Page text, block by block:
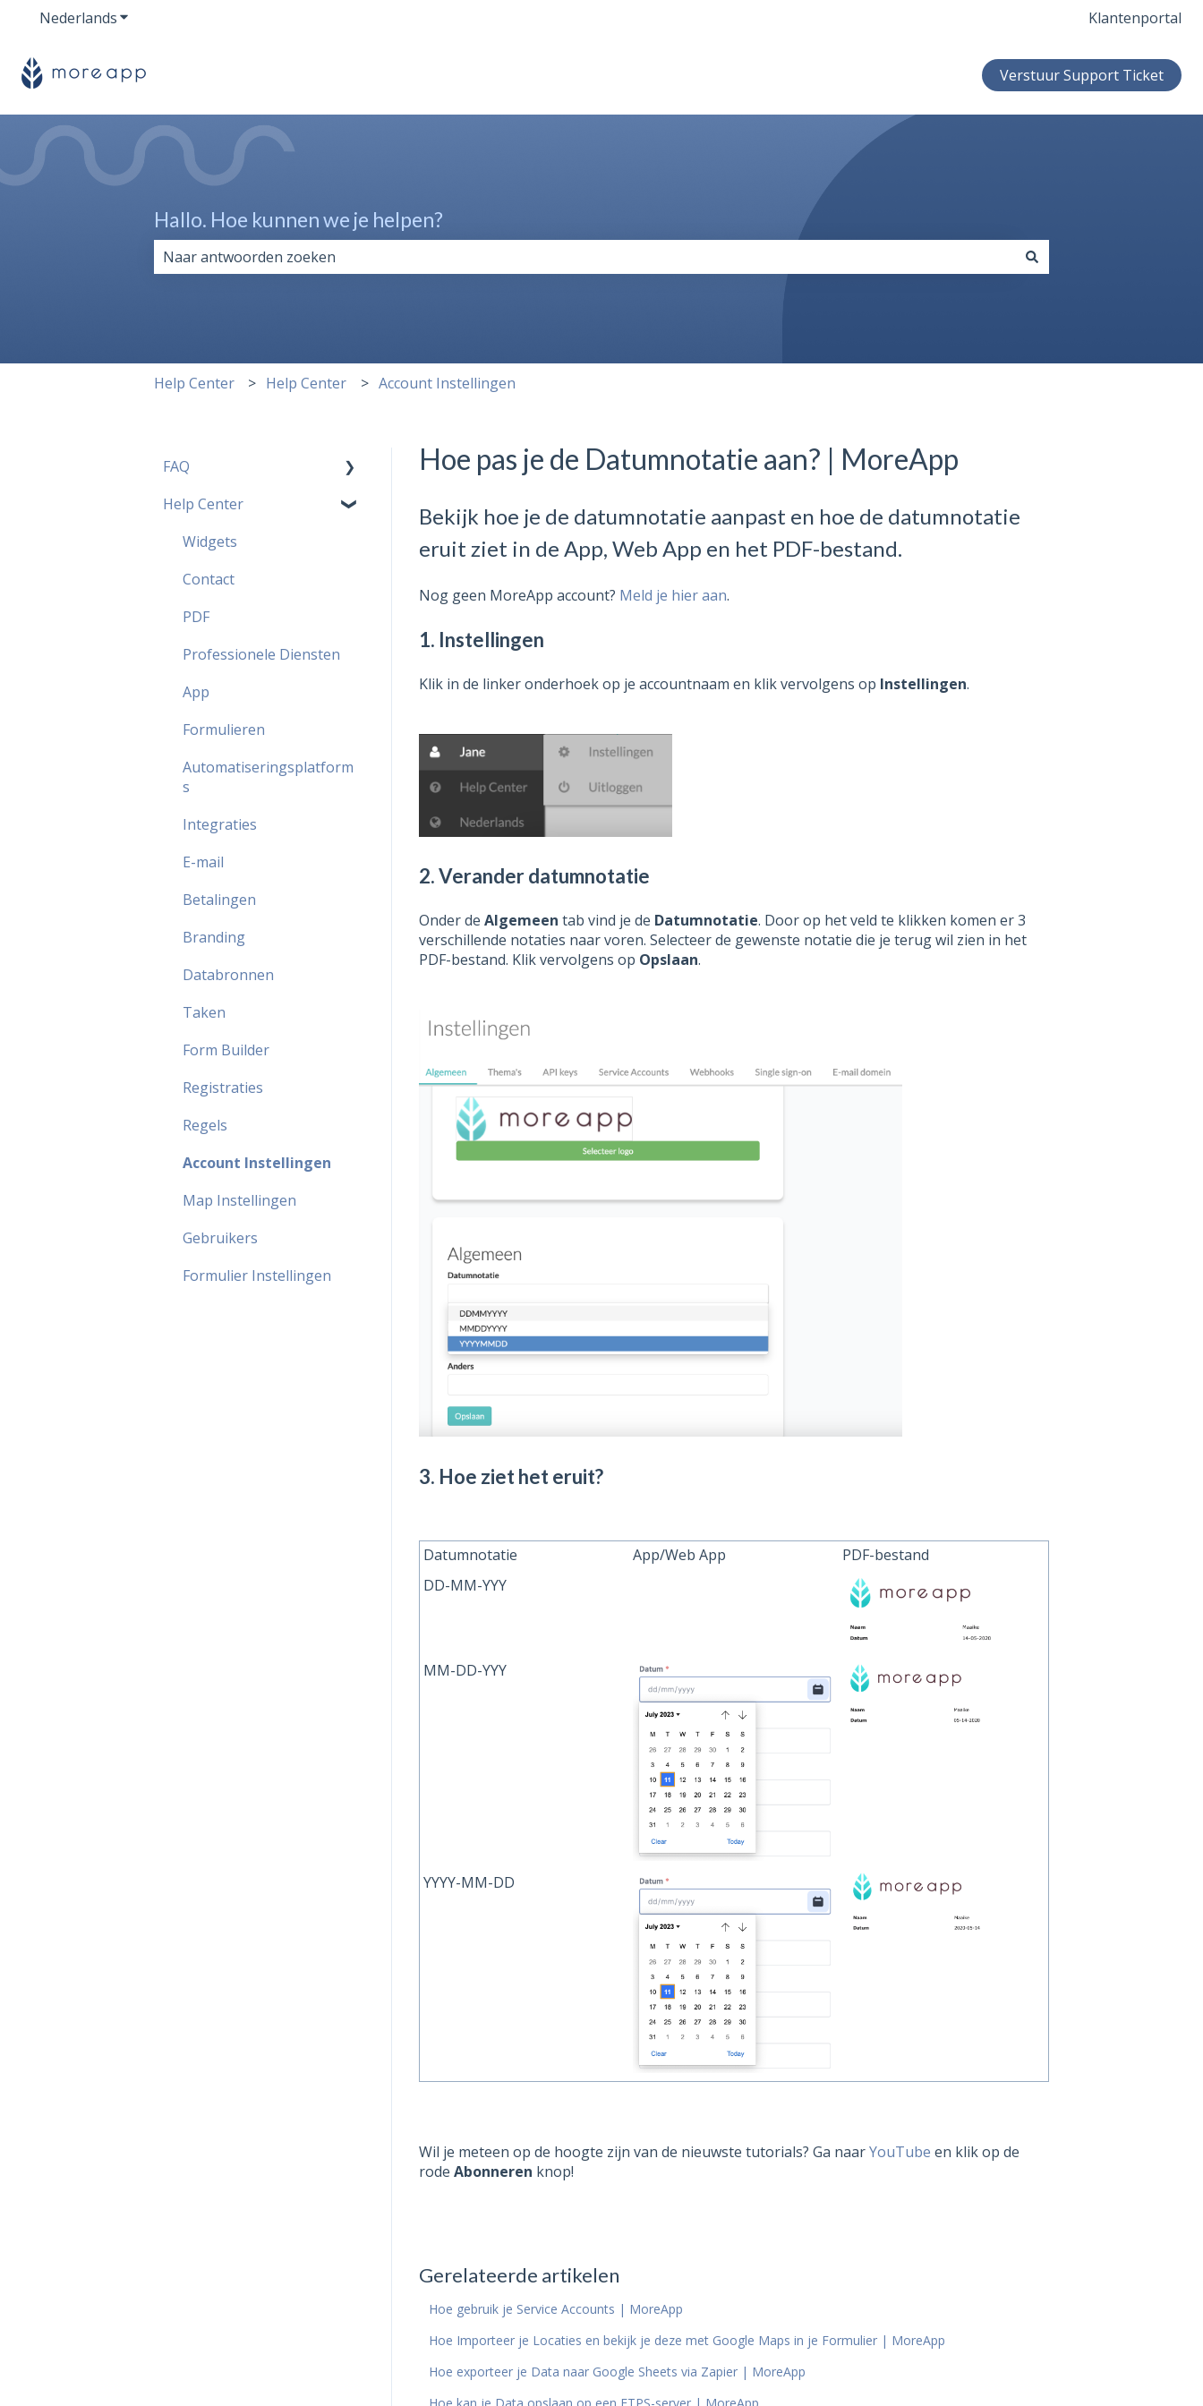
NederlandsSubmenu tonen voor vertalingen Klantenportal
Verstuur Support Ticket
Hallo. Hoe kunnen we je helpen?
Help Center Help Center Account Instellingen
Hoe pas je de Datumnotatie aan? | MoreApp
Bekijk hoe je de datumnotatie aanpast en hoe de datumnotatie
eruit ziet in de App, Web App en het PDF-bestand.
Nog geen MoreApp account? Meld je hier aan.
1. Instellingen
Klik in de linker onderhoek op je accountnaam en klik vervolgens op Instellingen.
2. Verander datumnotatie
Onder de Algemeen tab vind je de Datumnotatie. Door op het veld te klikken komen er 3
verschillende notaties naar voren. Selecteer de gewenste notatie die je terug wil zien in het
PDF-bestand. Klik vervolgens op Opslaan.
3. Hoe ziet het eruit?
Datumnotatie App/Web App
PDF-bestand
DD-MM-YYY
MM-DD-YYY
YYYY-MM-DD
Wil je meteen op de hoogte zijn van de nieuwste tutorials? Ga naarYouTube en klik op de
rode Abonneren knop!
Gerelateerde artikelen
Hoe gebruik je Service Accounts | MoreApp
Hoe Importeer je Locaties en bekijk je deze met Google Maps in je Formulier | MoreApp
Hoe exporteer je Data naar Google Sheets via Zapier | MoreApp
FAQ
Prijzen FAQ
Meest populaire FAQ
Security FAQ
Partner FAQ
Help Center
Widgets
Contact
PDF
Professionele Diensten
App
Formulieren
Automatiseringsplatform
s
Integraties
E-mail
Betalingen
Branding
Databronnen
Taken
Form Builder
Registraties
Regels
Account Instellingen
Map Instellingen
Gebruikers
Formulier Instellingen